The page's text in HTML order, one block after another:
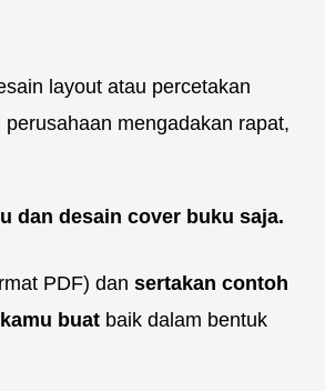
layout atau percetakan
mengadakan rapat,
dan desain cover buku saja.
PDF) dan sertakan contoh
buat baik dalam bentuk